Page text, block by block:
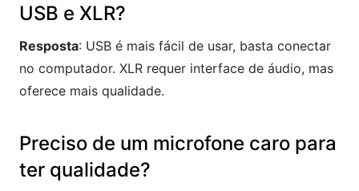
USB e XLR?
Resposta: USB é mais fácil de usar, basta conectar
no computador. XLR requer interface de áudio, mas
oferece mais qualidade.
Preciso de um microfone caro para
ter qualidade?